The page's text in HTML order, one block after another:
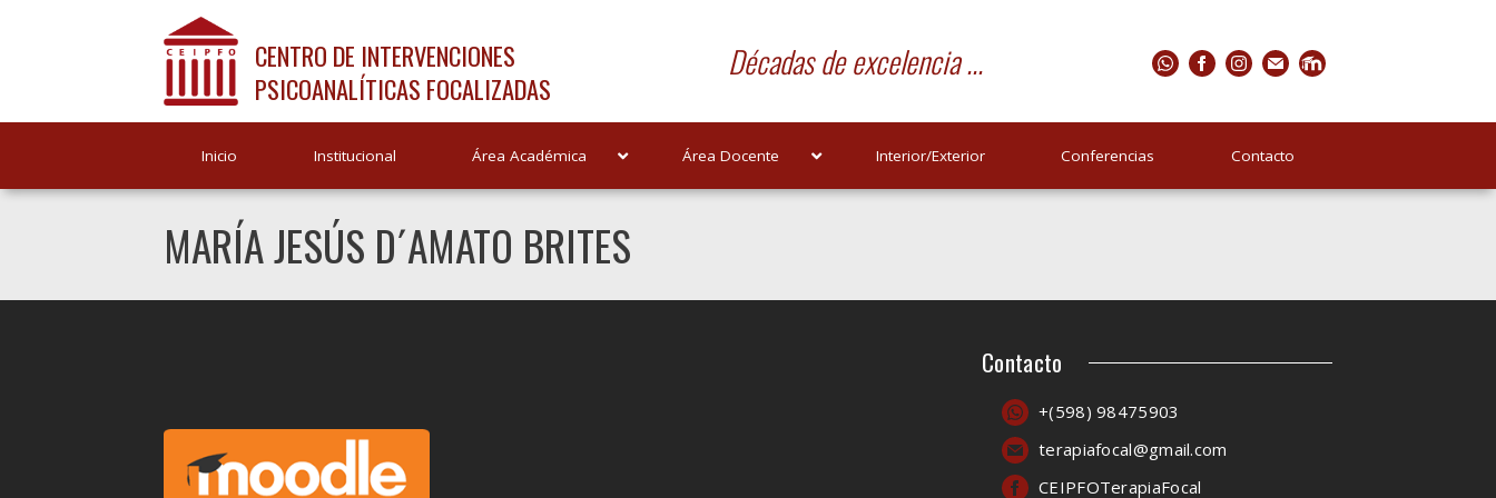
CENTRO DE INTERVENCIONES
PSICOANALÍTICAS FOCALIZADAS
Décadas de excelencia ...
Inicio Institucional Área Académica Área Docente Interior/Exterior Conferencias Contacto
MARÍA JESÚS D´AMATO BRITES
Contacto
+(598) 98475903
terapiafocal@gmail.com
CEIPFOTerapiaFocal